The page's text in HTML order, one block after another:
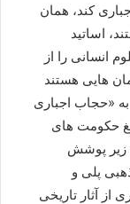
کند، همان
اساتید
انسانی را از
هایی هستند
«حجاب اجباری
حکومت های
زیر پوشش
پلی و
از آثار تاریخی